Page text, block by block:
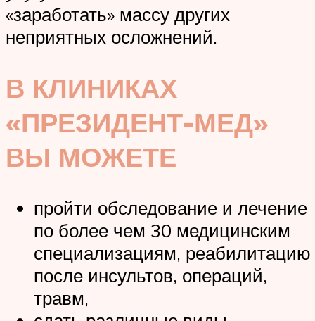
«заработать» массу других
неприятных осложнений.
В КЛИНИКАХ
«ПРЕЗИДЕНТ-МЕД»
ВЫ МОЖЕТЕ
пройти обследование и лечение
по более чем 30 медицинским
специализациям, реабилитацию
после инсультов, операций,
травм,